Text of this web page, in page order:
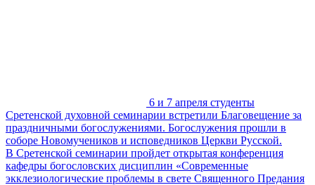
6 и 7 апреля студенты
Сретенской духовной семинарии встретили Благовещение за
праздничными богослужениями. Богослужения прошли в
соборе Но­во­му­че­ни­ков и ис­по­вед­ни­ков Церк­ви Рус­ской.
В Сретенской семинарии пройдет открытая конференция
кафедры богословских дисциплин «Современные
экклезиологические проблемы в свете Священного Предания